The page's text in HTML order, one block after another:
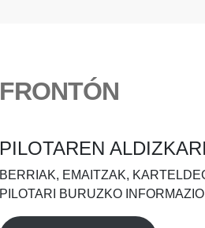
FRONTÓN
PILOTAREN
BERRIAK, EMAITZAK,
PILOTARI BURUZKO